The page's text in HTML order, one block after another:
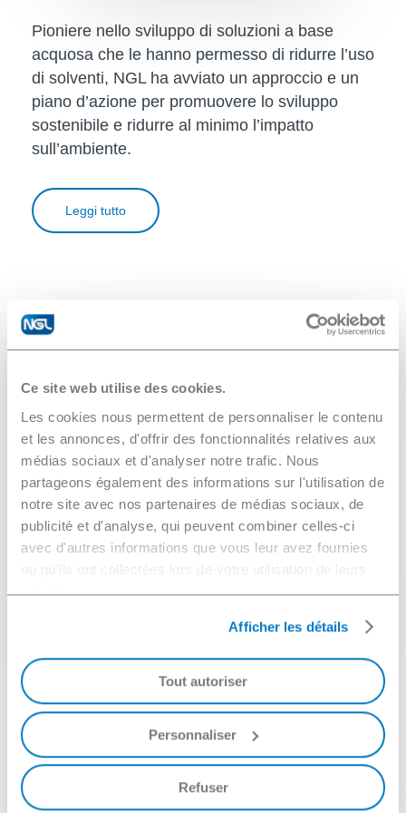
Ce site web utilise des cookies.
Les cookies nous permettent de personnaliser le contenu
et les annonces, d'offrir des fonctionnalités relatives aux
médias sociaux et d'analyser notre trafic. Nous
partageons également des informations sur l'utilisation de
notre site avec nos partenaires de médias sociaux, de
publicité et d'analyse, qui peuvent combiner celles-ci
avec d'autres informations que vous leur avez fournies
ou qu'ils ont collectées lors de votre utilisation de leurs
services.
Afficher les détails
Tout autoriser
Personnaliser
Refuser
Pioniere nello sviluppo di soluzioni a base
acquosa che le hanno permesso di ridurre l’uso
di solventi, NGL ha avviato un approccio e un
piano d’azione per promuovere lo sviluppo
sostenibile e ridurre al minimo l’impatto
sull’ambiente.
Leggi tutto
Il nostro impegno
Noi di NGL crediamo che le prestazioni
industriali non possano essere considerate
responsabilità/performance ambientale e